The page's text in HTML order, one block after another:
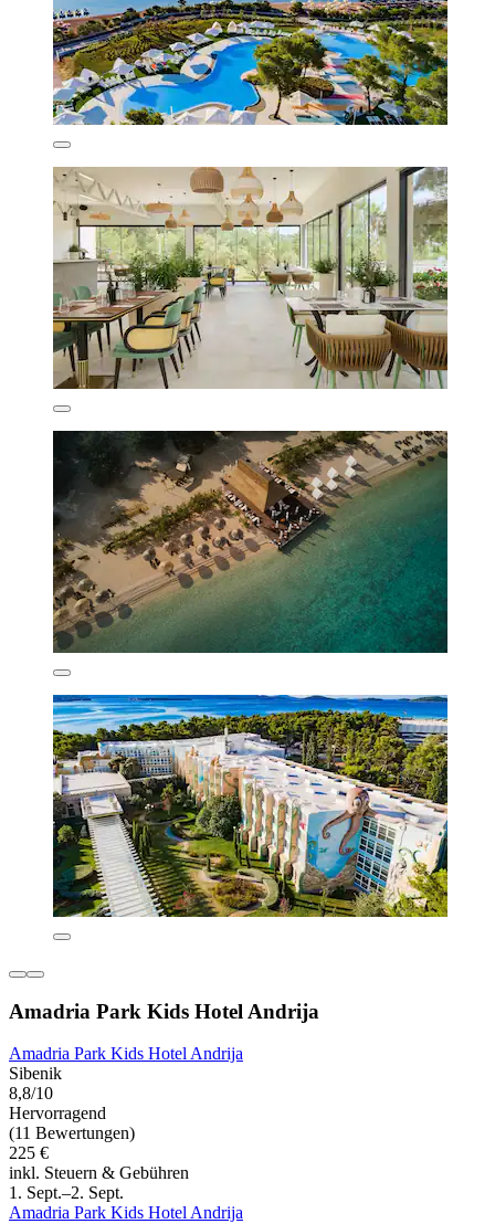
Amadria Park Kids Hotel Andrija
Amadria Park Kids Hotel Andrija
Sibenik
8,8/10
Hervorragend
(11 Bewertungen)
225 €
inkl. Steuern & Gebühren
1. Sept.–2. Sept.
Amadria Park Kids Hotel Andrija